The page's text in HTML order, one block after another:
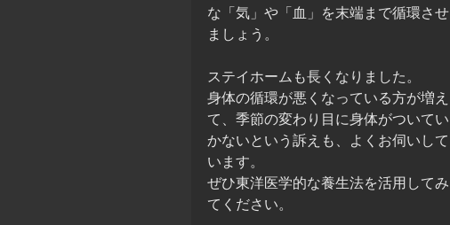
な「気」や「血」を末端まで循環させ
ましょう。
ステイホームも長くなりました。
身体の循環が悪くなっている方が増え
て、季節の変わり目に身体がついてい
かないという訴えも、よくお伺いして
います。
ぜひ東洋医学的な養生法を活用してみ
てください。